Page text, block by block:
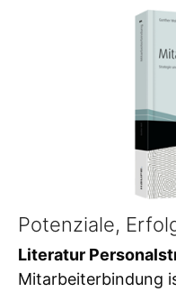
Potenziale,
Literatur
Mitarbeiterbindung